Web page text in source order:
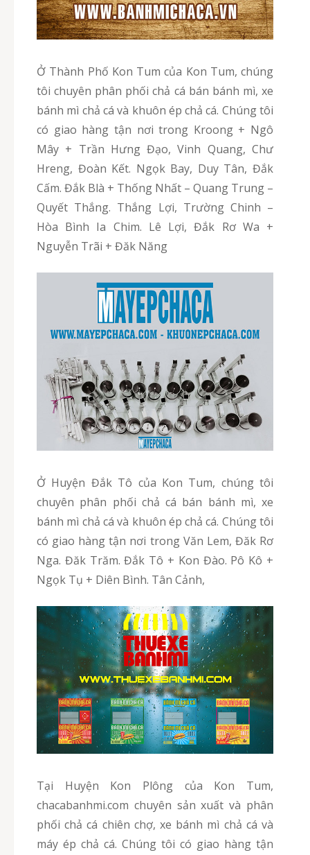
Ở Thành Phố Kon Tum của Kon Tum, chúng
tôi chuyên phân phối chả cá bán bánh mì, xe
bánh mì chả cá và khuôn ép chả cá. Chúng tôi
có giao hàng tận nơi trong Kroong + Ngô
Mây + Trần Hưng Đạo, Vinh Quang, Chư
Hreng, Đoàn Kết. Ngọk Bay, Duy Tân, Đắk
Cấm. Đắk Blà + Thống Nhất – Quang Trung –
Quyết Thắng. Thắng Lợi, Trường Chinh –
Hòa Bình Ia Chim. Lê Lợi, Đắk Rơ Wa +
Nguyễn Trãi + Đăk Năng
Ở Huyện Đắk Tô của Kon Tum, chúng tôi
chuyên phân phối chả cá bán bánh mì, xe
bánh mì chả cá và khuôn ép chả cá. Chúng tôi
có giao hàng tận nơi trong Văn Lem, Đăk Rơ
Nga. Đăk Trăm. Đắk Tô + Kon Đào. Pô Kô +
Ngọk Tụ + Diên Bình. Tân Cảnh,
Tại Huyện Kon Plông của Kon Tum,
chacabanhmi.com chuyên sản xuất và phân
phối chả cá chiên chợ, xe bánh mì chả cá và
máy ép chả cá. Chúng tôi có giao hàng tận